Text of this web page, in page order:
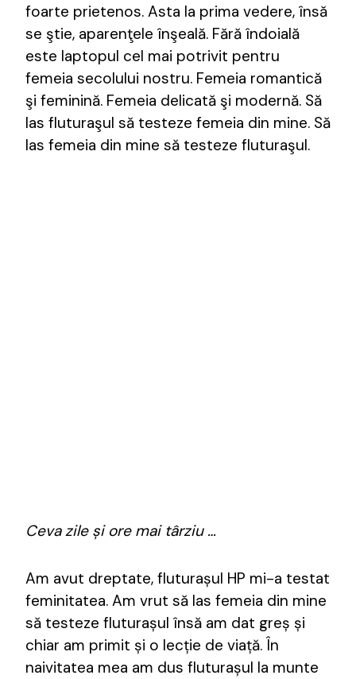
foarte prietenos. Asta la prima vedere, însă
se ştie, aparenţele înşeală. Fără îndoială
este laptopul cel mai potrivit pentru
femeia secolului nostru. Femeia romantică
şi feminină. Femeia delicată şi modernă. Să
las fluturaşul să testeze femeia din mine. Să
las femeia din mine să testeze fluturaşul.
Ceva zile și ore mai târziu …
Am avut dreptate, fluturașul HP mi-a testat
feminitatea. Am vrut să las femeia din mine
să testeze fluturașul însă am dat greș și
chiar am primit și o lecție de viață. În
naivitatea mea am dus fluturașul la munte